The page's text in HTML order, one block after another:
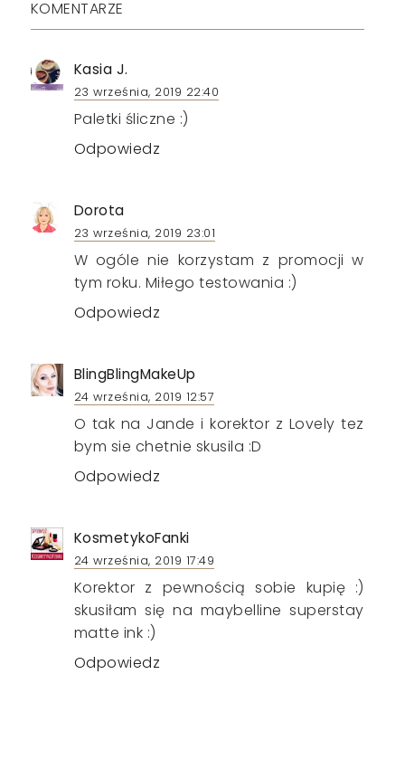
KOMENTARZE
Kasia J.
23 września, 2019 22:40
Paletki śliczne :)
Odpowiedz
Dorota
23 września, 2019 23:01
W ogóle nie korzystam z promocji w
tym roku. Miłego testowania :)
Odpowiedz
BlingBlingMakeUp
24 września, 2019 12:57
O tak na Jande i korektor z Lovely tez
bym sie chetnie skusila :D
Odpowiedz
KosmetykoFanki
24 września, 2019 17:49
Korektor z pewnością sobie kupię :)
skusiłam się na maybelline superstay
matte ink :)
Odpowiedz